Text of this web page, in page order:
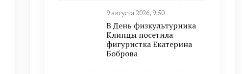
9 августа 2026, 9:50
В День физкультурника
Клинцы посетила
фигуристка Екатерина
Боброва